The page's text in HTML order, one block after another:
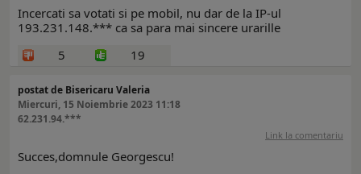
Incercati sa votati si pe mobil, nu dar de la IP-ul
193.231.148.*** ca sa para mai sincere urarille
5
19
postat de Bisericaru Valeria
Miercuri, 15 Noiembrie 2023 11:18
62.231.94.***
Link la comentariu
Succes,domnule Georgescu!